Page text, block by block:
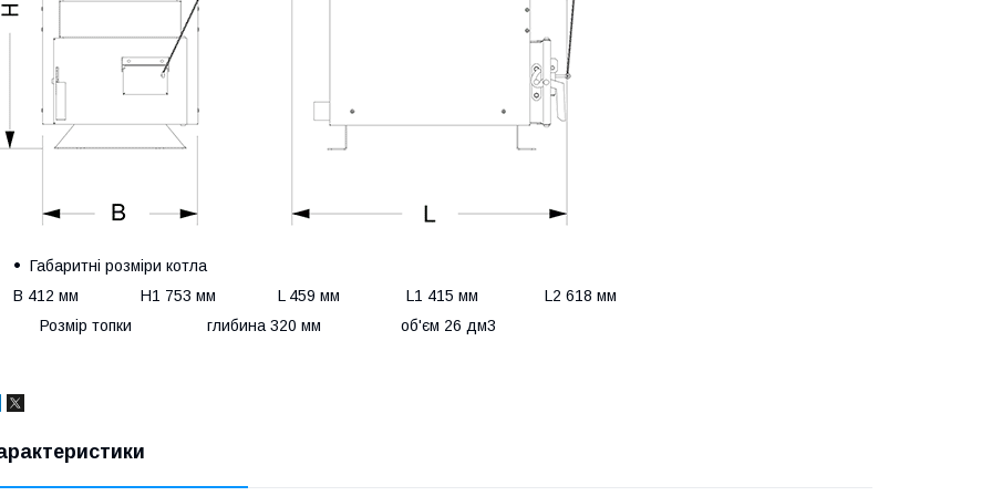
Габаритні розміри котла
B 412 мм H1 753 мм L 459 мм L1 415 мм L2 618 мм
топки глибина 320 мм об'єм 26 дм3